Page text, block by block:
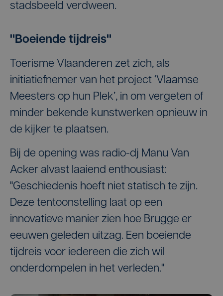
stadsbeeld verdween.
"Boeiende tijdreis"
Toerisme Vlaanderen zet zich, als
initiatiefnemer van het project ‘Vlaamse
Meesters op hun Plek’, in om vergeten of
minder bekende kunstwerken opnieuw in
de kijker te plaatsen.
Bij de opening was radio-dj Manu Van
Acker alvast laaiend enthousiast:
"Geschiedenis hoeft niet statisch te zijn.
Deze tentoonstelling laat op een
innovatieve manier zien hoe Brugge er
eeuwen geleden uitzag. Een boeiende
tijdreis voor iedereen die zich wil
onderdompelen in het verleden."